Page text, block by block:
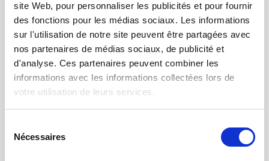
site Web, pour personnaliser les publicités et pour fournir
des fonctions pour les médias sociaux. Les informations
sur l'utilisation de notre site peuvent être partagées avec
nos partenaires de médias sociaux, de publicité et
d'analyse. Ces partenaires peuvent combiner les
informations avec les informations collectées lors de
votre utilisation de leurs services.
Nécessaires
Catégories
FILTRES VMC DOUBLE FLUX
FILTRE À AIR POUR CHAUFFAGE
TISSUS FILTRANTS ET MATS
FILTRES À POCHES
NETTOYAGE PROBIOTIQUE